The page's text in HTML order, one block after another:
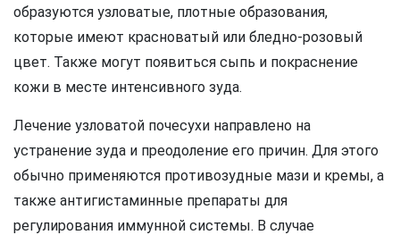
образуются узловатые, плотные образования,
которые имеют красноватый или бледно-розовый
цвет. Также могут появиться сыпь и покраснение
кожи в месте интенсивного зуда.
Лечение узловатой почесухи направлено на
устранение зуда и преодоление его причин. Для этого
обычно применяются противозудные мази и кремы, а
также антигистаминные препараты для
регулирования иммунной системы. В случае